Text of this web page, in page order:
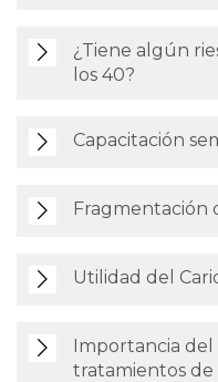
¿Tiene algún
los 40?
Capacitación
Fragmentación
Utilidad del
Importancia
tratamientos de